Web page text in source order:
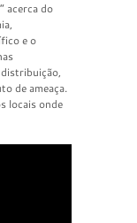
acerca do
e o
de ameaça.
locais onde